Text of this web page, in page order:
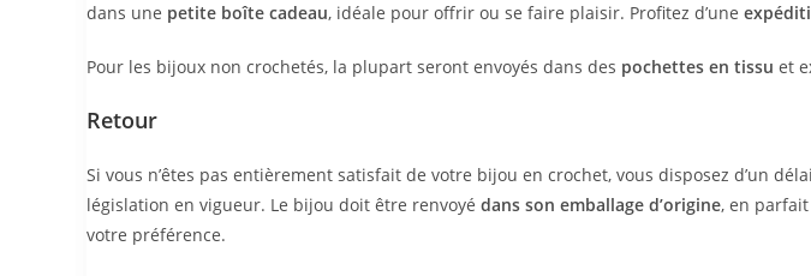
dans une petite boîte cadeau, idéale pour offrir ou se faire plaisir. Profitez d’une
Pour les bijoux non crochetés, la plupart seront envoyés dans des pochettes en tissu et
Retour
Si vous n’êtes pas entièrement satisfait de votre bijou en crochet, vous disposez d’un
législation en vigueur. Le bijou doit être renvoyé dans son emballage d’origine, en
votre préférence.